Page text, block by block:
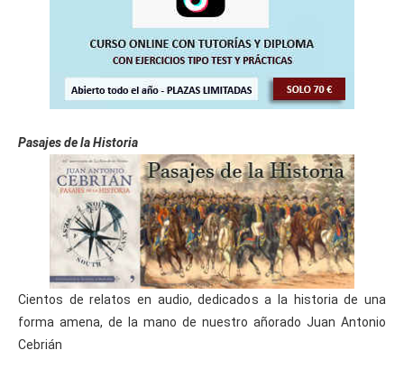
Pasajes de la Historia
Cientos de relatos en audio, dedicados a la historia de una
forma amena, de la mano de nuestro añorado Juan Antonio
Cebrián